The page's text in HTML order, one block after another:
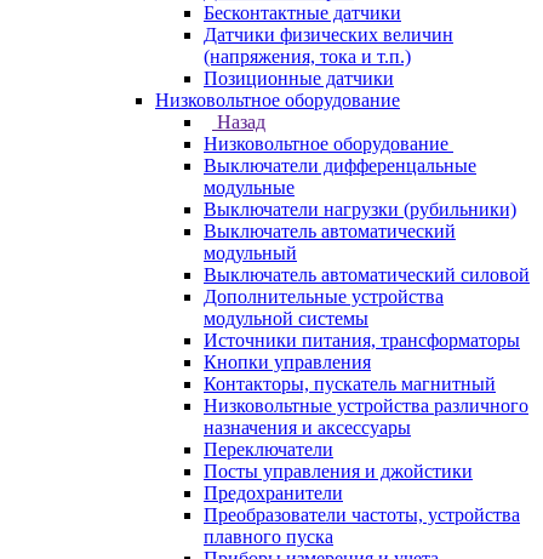
Бесконтактные датчики
Датчики физических величин
(напряжения, тока и т.п.)
Позиционные датчики
Низковольтное оборудование
Назад
Низковольтное оборудование
Выключатели дифференцальные
модульные
Выключатели нагрузки (рубильники)
Выключатель автоматический
модульный
Выключатель автоматический силовой
Дополнительные устройства
модульной системы
Источники питания, трансформаторы
Кнопки управления
Контакторы, пускатель магнитный
Низковольтные устройства различного
назначения и аксессуары
Переключатели
Посты управления и джойстики
Предохранители
Преобразователи частоты, устройства
плавного пуска